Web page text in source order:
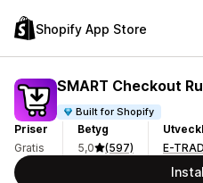
Shopify App Store
SMART Checkout
Built for Shopify
Priser
Gratis
Betyg
5,0
(597)
E-